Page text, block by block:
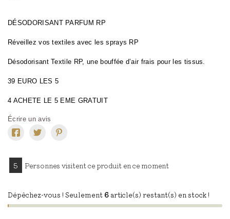
DÉSODORISANT PARFUM RP
Réveillez vos textiles avec les sprays RP
Désodorisant Textile RP, une bouffée d’air frais pour les tissus.
39 EURO LES 5
4 ACHETE LE 5 EME GRATUIT
Écrire un avis
8 Personnes visitent ce produit en ce moment
Dépêchez-vous ! Seulement 6 article(s) restant(s) en stock !